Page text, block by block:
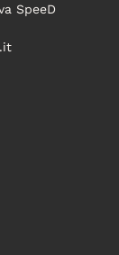
SpeeD